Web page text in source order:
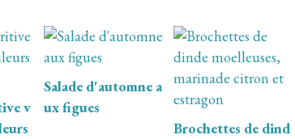
v
Salade d'automne a
ux figues
Brochettes de dind